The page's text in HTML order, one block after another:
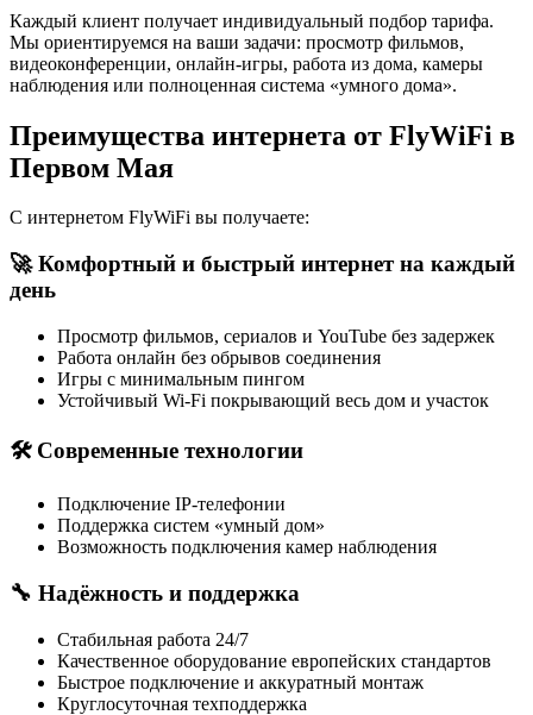
Каждый клиент получает индивидуальный подбор тарифа.
Мы ориентируемся на ваши задачи: просмотр фильмов,
видеоконференции, онлайн-игры, работа из дома, камеры
наблюдения или полноценная система «умного дома».
Преимущества интернета от FlyWiFi в
Первом Мая
С интернетом FlyWiFi вы получаете:
🚀 Комфортный и быстрый интернет на каждый
день
Просмотр фильмов, сериалов и YouTube без задержек
Работа онлайн без обрывов соединения
Игры с минимальным пингом
Устойчивый Wi-Fi покрывающий весь дом и участок
🛠 Современные технологии
Подключение IP-телефонии
Поддержка систем «умный дом»
Возможность подключения камер наблюдения
🔧 Надёжность и поддержка
Стабильная работа 24/7
Качественное оборудование европейских стандартов
Быстрое подключение и аккуратный монтаж
Круглосуточная техподдержка